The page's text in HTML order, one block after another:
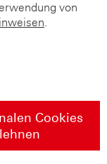
von
.
Cookies